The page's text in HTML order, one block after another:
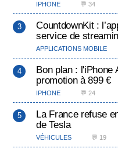
IPHONE 💬 34
CountdownKit :
service de
APPLICATIONS MOBILE
Bon plan : l'iPhone
promotion à 899 €
IPHONE 💬 24
La France refuse
de Tesla
VÉHICULES 💬 19